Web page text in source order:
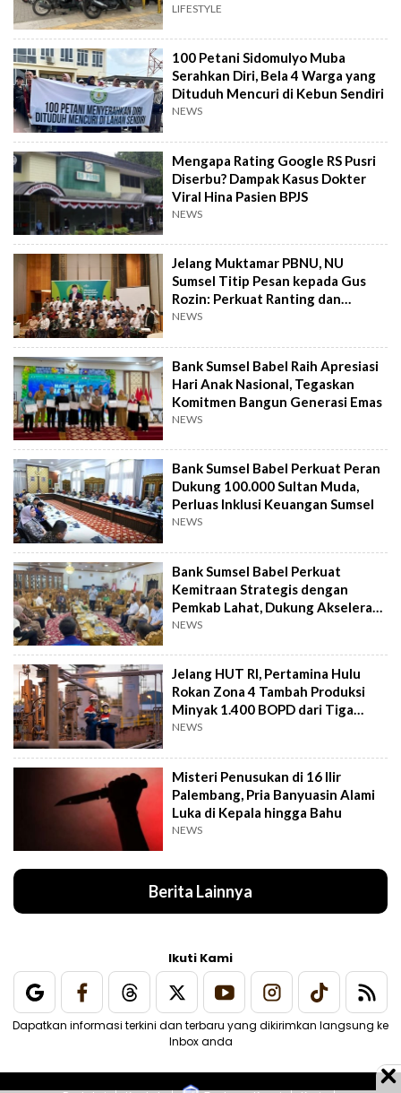
LIFESTYLE
100 Petani Sidomulyo Muba
Serahkan Diri, Bela 4 Warga yang
Dituduh Mencuri di Kebun Sendiri
NEWS
Mengapa Rating Google RS Pusri
Diserbu? Dampak Kasus Dokter
Viral Hina Pasien BPJS
NEWS
Jelang Muktamar PBNU, NU
Sumsel Titip Pesan kepada Gus
Rozin: Perkuat Ranting dan
Pesantren
NEWS
Bank Sumsel Babel Raih Apresiasi
Hari Anak Nasional, Tegaskan
Komitmen Bangun Generasi Emas
NEWS
Bank Sumsel Babel Perkuat Peran
Dukung 100.000 Sultan Muda,
Perluas Inklusi Keuangan Sumsel
NEWS
Bank Sumsel Babel Perkuat
Kemitraan Strategis dengan
Pemkab Lahat, Dukung Akselerasi
Ekonomi Daerah
NEWS
Jelang HUT RI, Pertamina Hulu
Rokan Zona 4 Tambah Produksi
Minyak 1.400 BOPD dari Tiga
Sumur Baru
NEWS
Misteri Penusukan di 16 Ilir
Palembang, Pria Banyuasin Alami
Luka di Kepala hingga Bahu
NEWS
Berita Lainnya
Ikuti Kami
Dapatkan informasi terkini dan terbaru yang dikirimkan langsung ke
Inbox anda